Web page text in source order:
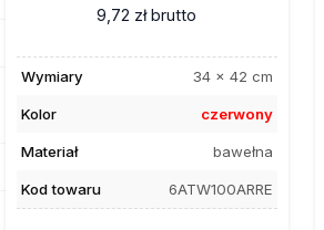
9,72 zł brutto
Wymiary 34 x 42 cm
Kolor czerwony
Materiał bawełna
Kod towaru 6ATW100ARRE